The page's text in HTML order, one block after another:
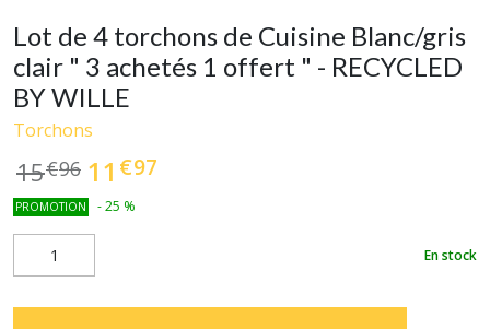
Lot de 4 torchons de Cuisine Blanc/gris
clair " 3 achetés 1 offert " - RECYCLED
BY WILLE
Torchons
15€96 11 €97
PROMOTION -25 %
En stock